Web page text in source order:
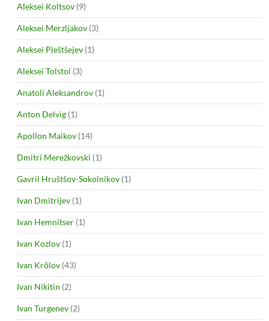
Aleksei Koltsov (9)
Aleksei Merzljakov (3)
Aleksei Pleštšejev (1)
Aleksei Tolstoi (3)
Anatoli Aleksandrov (1)
Anton Delvig (1)
Apollon Maikov (14)
Dmitri Merežkovski (1)
Gavril Hruštšov-Sokolnikov (1)
Ivan Dmitrijev (1)
Ivan Hemnitser (1)
Ivan Kozlov (1)
Ivan Krõlov (43)
Ivan Nikitin (2)
Ivan Turgenev (2)